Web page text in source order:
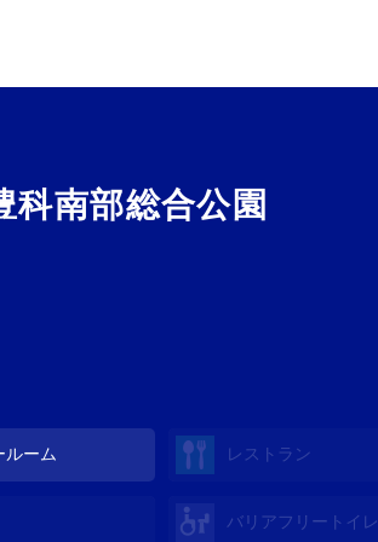
科南部総合公園
ルーム レストラン
バリアフリートイレ